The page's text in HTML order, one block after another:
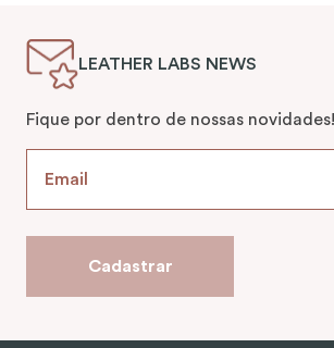
LEATHER LABS NEWS
Fique por dentro de nossas novidades!
Cadastrar